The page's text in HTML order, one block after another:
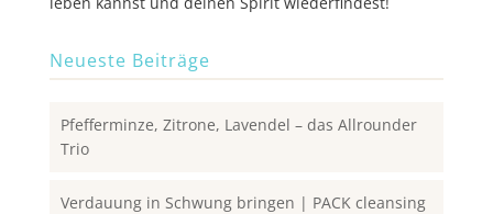
Neueste Beiträge
Pfefferminze, Zitrone, Lavendel – das Allrounder
Trio
Verdauung in Schwung bringen | PACK cleansing